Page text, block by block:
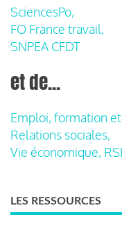
SciencesPo,
FO France travail,
SNPEA CFDT
et de...
Emploi, formation
Relations sociales,
Vie économique,
LES RESSOURCES